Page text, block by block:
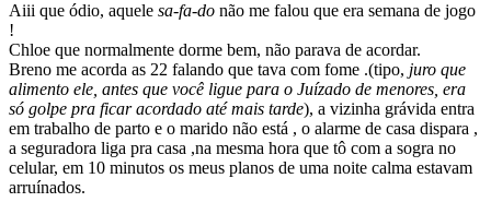
Aiii que ódio, aquele sa-fa-do não me falou que era semana de jogo
!
Chloe que normalmente dorme bem, não parava de acordar.
Breno me acorda as 22 falando que tava com fome .(tipo, juro que
alimento ele, antes que você ligue para o Juízado de menores, era
só golpe pra ficar acordado até mais tarde), a vizinha grávida entra
em trabalho de parto e o marido não está , o alarme de casa dispara ,
a seguradora liga pra casa ,na mesma hora que tô com a sogra no
celular, em 10 minutos os meus planos de uma noite calma estavam
arruínados.